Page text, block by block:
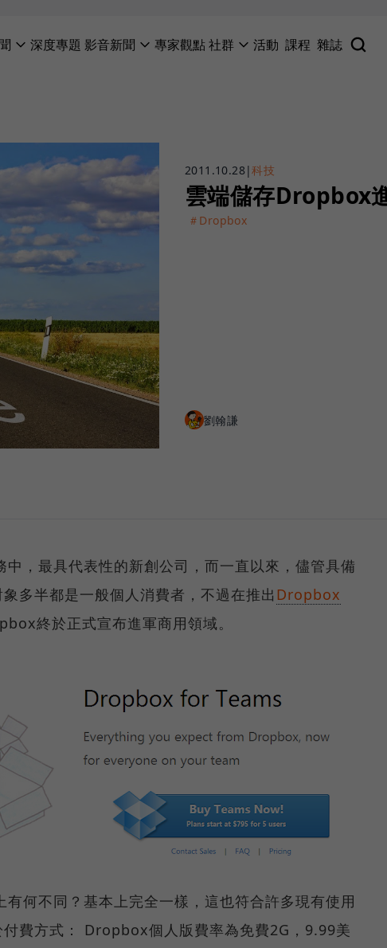
深度專題 影音新聞 專家觀點社群 活動 課程 雜誌
2011.10.28|科技
雲端儲存Dropbox
＃Dropbox
劉翰謙
，最具代表性的新創公司，而一直以來，儘管具備
多半都是一般個人消費者，不過在推出 Dropbox
終於正式宣布進軍商用領域。
何不同？基本上完全一樣，這也符合許多現有使用
費方式： Dropbox個人版費率為免費2G，9.99美